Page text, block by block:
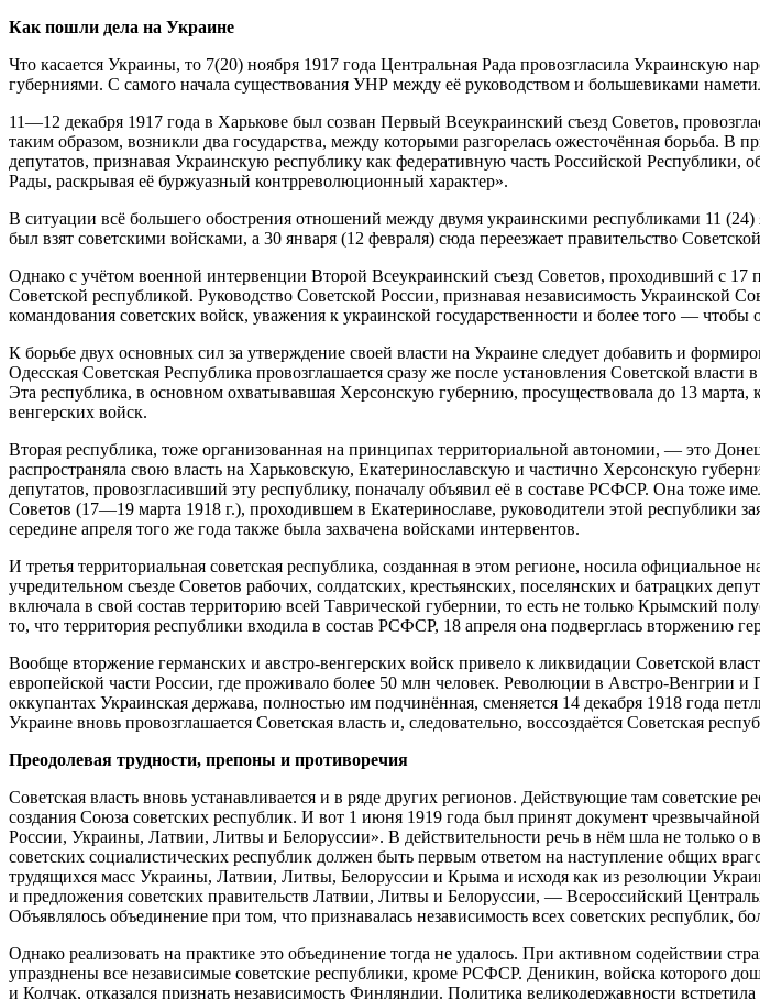
Как пошли дела на Украине
Что касается Украины, то 7(20) ноября 1917 года Центральная Рада провозгласила Украинскую
губерниями. С самого начала существования УНР между её руководством и большевиками
11—12 декабря 1917 года в Харькове был созван Первый Всеукраинский съезд Советов,
таким образом, возникли два государства, между которыми разгорелась ожесточённая борьба.
депутатов, признавая Украинскую республику как федеративную часть Российской Республики,
Рады, раскрывая её буржуазный контрреволюционный характер».
В ситуации всё большего обострения отношений между двумя украинскими республиками 11
был взят советскими войсками, а 30 января (12 февраля) сюда переезжает правительство
Однако с учётом военной интервенции Второй Всеукраинский съезд Советов, проходивший с
Советской республикой. Руководство Советской России, признавая независимость Украинской
командования советских войск, уважения к украинской государственности и более того —
К борьбе двух основных сил за утверждение своей власти на Украине следует добавить и
Одесская Советская Республика провозглашается сразу же после установления Советской
Эта республика, в основном охватывавшая Херсонскую губернию, просуществовала до 13 марта,
венгерских войск.
Вторая республика, тоже организованная на принципах территориальной автономии, — это
распространяла свою власть на Харьковскую, Екатеринославскую и частично Херсонскую
депутатов, провозгласивший эту республику, поначалу объявил её в составе РСФСР. Она
Советов (17—19 марта 1918 г.), проходившем в Екатеринославе, руководители этой республики
середине апреля того же года также была захвачена войсками интервентов.
И третья территориальная советская республика, созданная в этом регионе, носила
учредительном съезде Советов рабочих, солдатских, крестьянских, поселянских и батрацких
включала в свой состав территорию всей Таврической губернии, то есть не только Крымский
то, что территория республики входила в состав РСФСР, 18 апреля она подверглась вторжению
Вообще вторжение германских и австро-венгерских войск привело к ликвидации Советской
европейской части России, где проживало более 50 млн человек. Революции в Австро-Венгрии
оккупантах Украинская держава, полностью им подчинённая, сменяется 14 декабря 1918 года
Украине вновь провозглашается Советская власть и, следовательно, воссоздаётся Советская
Преодолевая трудности, препоны и противоречия
Советская власть вновь устанавливается и в ряде других регионов. Действующие там
создания Союза советских республик. И вот 1 июня 1919 года был принят документ
России, Украины, Латвии, Литвы и Белоруссии». В действительности речь в нём шла не только
советских социалистических республик должен быть первым ответом на наступление общих
трудящихся масс Украины, Латвии, Литвы, Белоруссии и Крыма и исходя как из резолюции
и предложения советских правительств Латвии, Литвы и Белоруссии, — Всероссийский
Объявлялось объединение при том, что признавалась независимость всех советских республик,
Однако реализовать на практике это объединение тогда не удалось. При активном содействии
упразднены все независимые советские республики, кроме РСФСР. Деникин, войска которого
и Колчак, отказался признать независимость Финляндии. Политика великодержавности